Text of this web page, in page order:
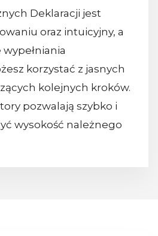
Deklaracji jest
oraz intuicyjny, a
korzystać z jasnych
kolejnych kroków.
pozwalają szybko i
wysokość należnego